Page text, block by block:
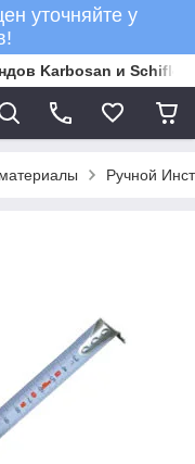
уточняйте у
Karbosan и Schifler
Ручной